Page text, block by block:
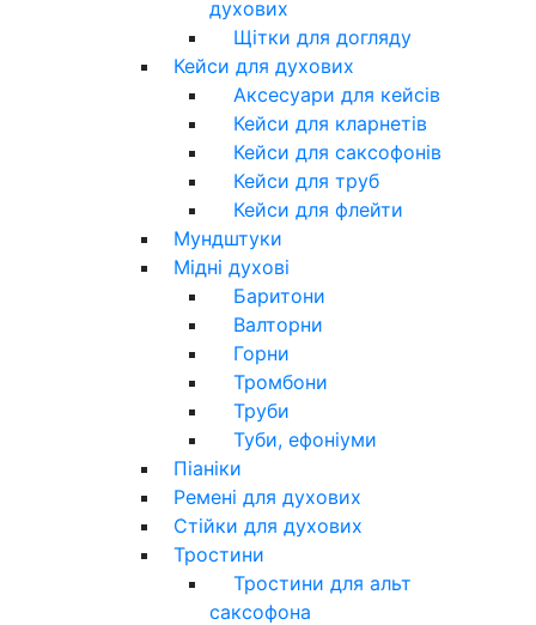
духових
Щітки для догляду
Кейси для духових
Аксесуари для кейсів
Кейси для кларнетів
Кейси для саксофонів
Кейси для труб
Кейси для флейти
Мундштуки
Мідні духові
Баритони
Валторни
Горни
Тромбони
Труби
Туби, ефоніуми
Піаніки
Ремені для духових
Стійки для духових
Тростини
Тростини для альт
саксофона